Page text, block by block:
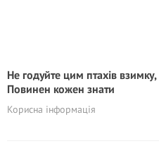
Не годуйте цим птахів
Повинен кожен знати
Корисна інформація